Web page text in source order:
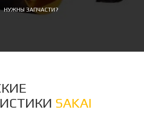
НУЖНЫ ЗАПЧАСТИ?
SAKAI